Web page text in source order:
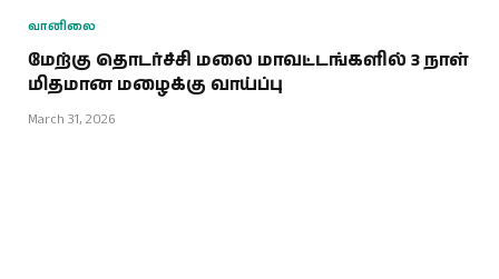
வானிலை
மேற்கு தொடர்ச்சி மலை மாவட்டங்களில் 3 நாள்
மிதமான மழைக்கு வாய்ப்பு
March 31, 2026